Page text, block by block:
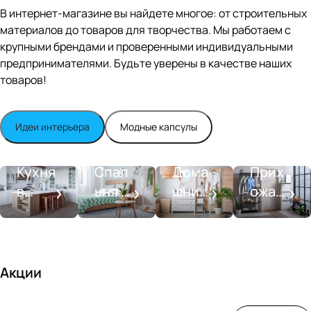
n
Whit
e
satin
В интернет-магазине вы найдете многое: от строительных
материалов до товаров для творчества. Мы работаем с
крупными брендами и проверенными индивидуальными
предпринимателями. Будьте уверены в качестве наших
товаров!
Идеи интерьера Модные капсулы
Кухня
в
стиле
Спал
ьня в
совре
Дома
шний
SPA-
Прих
ожая
со
Акции